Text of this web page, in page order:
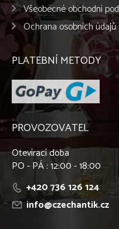
Všeobecné obchodní
Ochrana osobních údajů
PLATEBNÍ METODY
PROVOZOVATEL
Otevírací doba
PO - PÁ : 12:00 - 18:00
+420 736 126 124
info@czechantik.cz